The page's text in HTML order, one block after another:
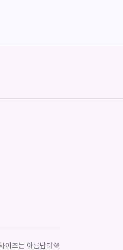
이즈는 아름답다💜